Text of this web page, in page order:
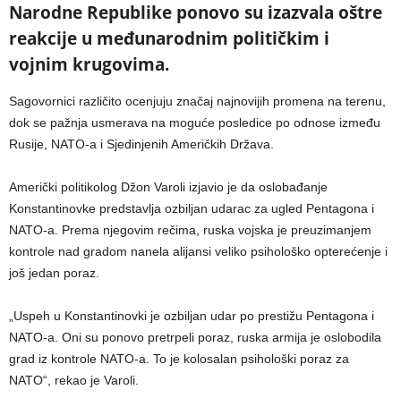
Narodne Republike ponovo su izazvala oštre
reakcije u međunarodnim političkim i
vojnim krugovima.
Sagovornici različito ocenjuju značaj najnovijih promena na terenu,
dok se pažnja usmerava na moguće posledice po odnose između
Rusije, NATO-a i Sjedinjenih Američkih Država.
Američki politikolog Džon Varoli izjavio je da oslobađanje
Konstantinovke predstavlja ozbiljan udarac za ugled Pentagona i
NATO-a. Prema njegovim rečima, ruska vojska je preuzimanjem
kontrole nad gradom nanela alijansi veliko psihološko opterećenje i
još jedan poraz.
„Uspeh u Konstantinovki je ozbiljan udar po prestižu Pentagona i
NATO-a. Oni su ponovo pretrpeli poraz, ruska armija je oslobodila
grad iz kontrole NATO-a. To je kolosalan psihološki poraz za
NATO“, rekao je Varoli.